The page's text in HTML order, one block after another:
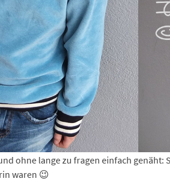
ohne lange zu fragen einfach
waren 😉